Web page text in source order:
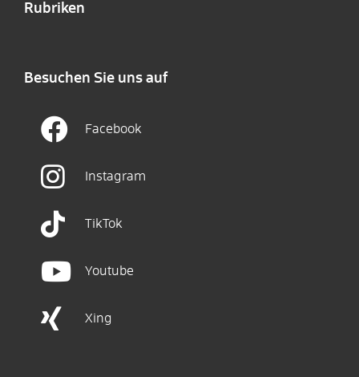
Rubriken
Besuchen Sie uns auf
Facebook
Instagram
TikTok
Youtube
Xing